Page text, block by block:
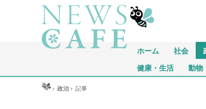
ホーム 社会
健康・生活 動物
ホーム ›政治 ›記事